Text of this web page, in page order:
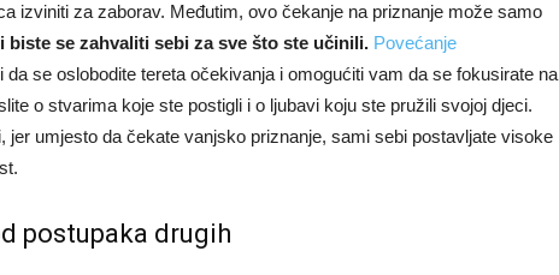
izviniti za zaborav. Međutim, ovo čekanje na priznanje može samo
biste se zahvaliti sebi za sve što ste učinili. Povećanje
da se oslobodite tereta očekivanja i omogućiti vam da se fokusirate na
o stvarima koje ste postigli i o ljubavi koju ste pružili svojoj djeci.
jer umjesto da čekate vanjsko priznanje, sami sebi postavljate visoke
postupaka drugih